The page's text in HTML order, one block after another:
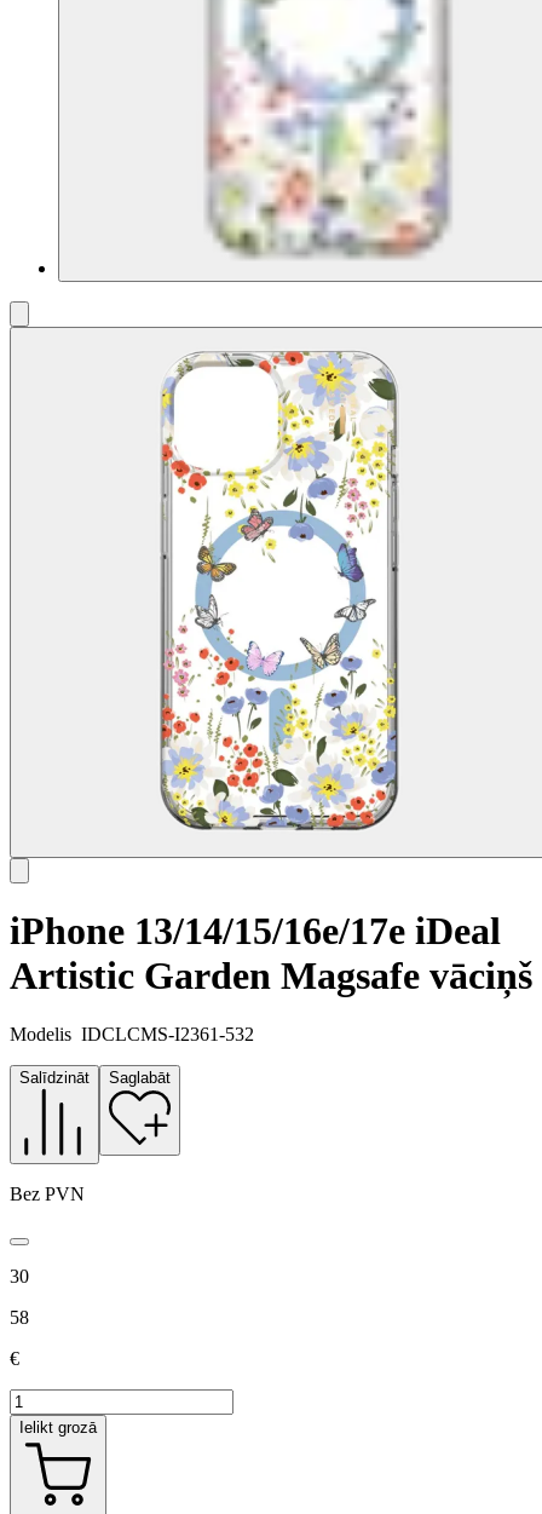
iPhone 13/14/15/16e/17e iDeal
Artistic Garden Magsafe vāciņš
Modelis IDCLCMS-I2361-532
Salīdzināt Saglabāt
Bez PVN
30
58
€
Ielikt grozā